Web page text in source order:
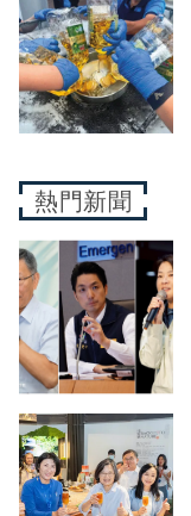
熱門新聞